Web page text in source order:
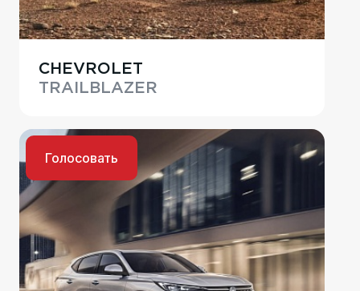
CHEVROLET
TRAILBLAZER
Голосовать